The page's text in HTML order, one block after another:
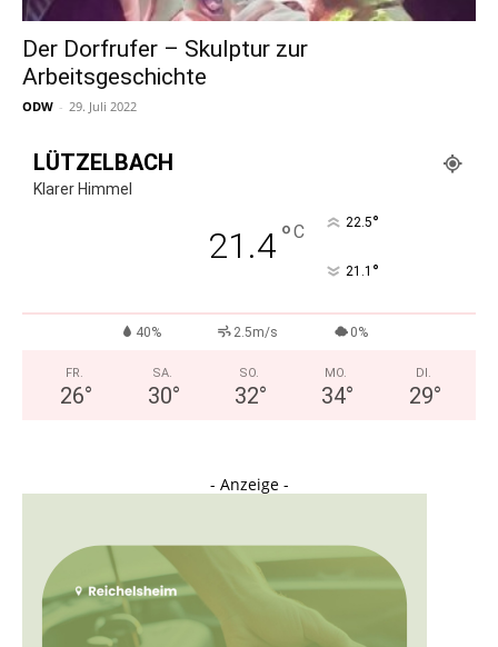
Der Dorfrufer – Skulptur zur
Arbeitsgeschichte
ODW - 29. Juli 2022
LÜTZELBACH
Klarer Himmel
21.4°C 22.5°
21.1 °
40% 2.5m/s 0%
FR.
26°
SA.
30°
SO.
32°
MO.
34°
DI.
29°
- Anzeige -